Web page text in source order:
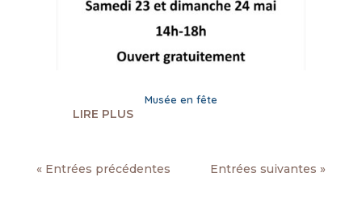
Musée en fête
LIRE PLUS
« Entrées précédentes Entrées suivantes »